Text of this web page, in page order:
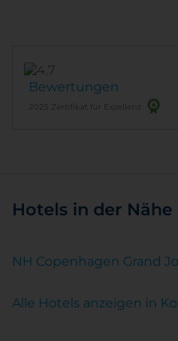
Bewertungen
2025 Zertifikat für Exzellenz
Hotels in der Nähe
NH Copenhagen Grand
Alle Hotels anzeigen in